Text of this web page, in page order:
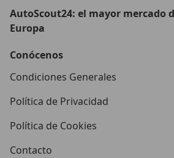
AutoScout24: el mayor mercado
Europa
Conócenos
Condiciones Generales
Política de Privacidad
Política de Cookies
Contacto